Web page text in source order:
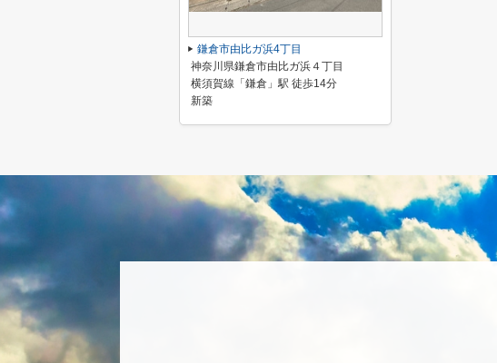
鎌倉市由比ガ浜4丁目
神奈川県鎌倉市由比ガ浜４丁目
横須賀線「鎌倉」駅 徒歩14分
新築